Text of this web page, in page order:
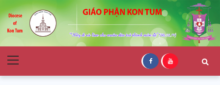
to
navigation
to
content
Giáo Phận Kon
Tum
Menu